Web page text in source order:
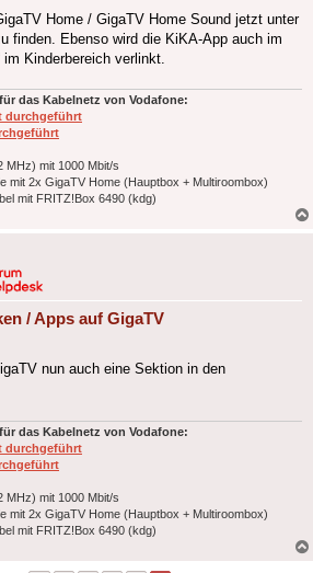
Home / GigaTV Home Sound jetzt unter
finden. Ebenso wird die KiKA-App auch im
im Kinderbereich verlinkt.
das Kabelnetz von Vodafone:
durchgeführt
MHz) mit 1000 Mbit/s
mit 2x GigaTV Home (Hauptbox + Multiroombox)
mit FRITZ!Box 6490 (kdg)
/ Apps auf GigaTV
nun auch eine Sektion in den
das Kabelnetz von Vodafone:
durchgeführt
MHz) mit 1000 Mbit/s
mit 2x GigaTV Home (Hauptbox + Multiroombox)
mit FRITZ!Box 6490 (kdg)